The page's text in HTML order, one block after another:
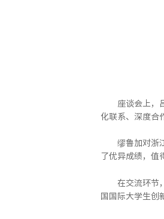
座谈会上，
化联系、深度合
缪鲁加对浙
了优异成绩，值
在交流环节
国国际大学生创